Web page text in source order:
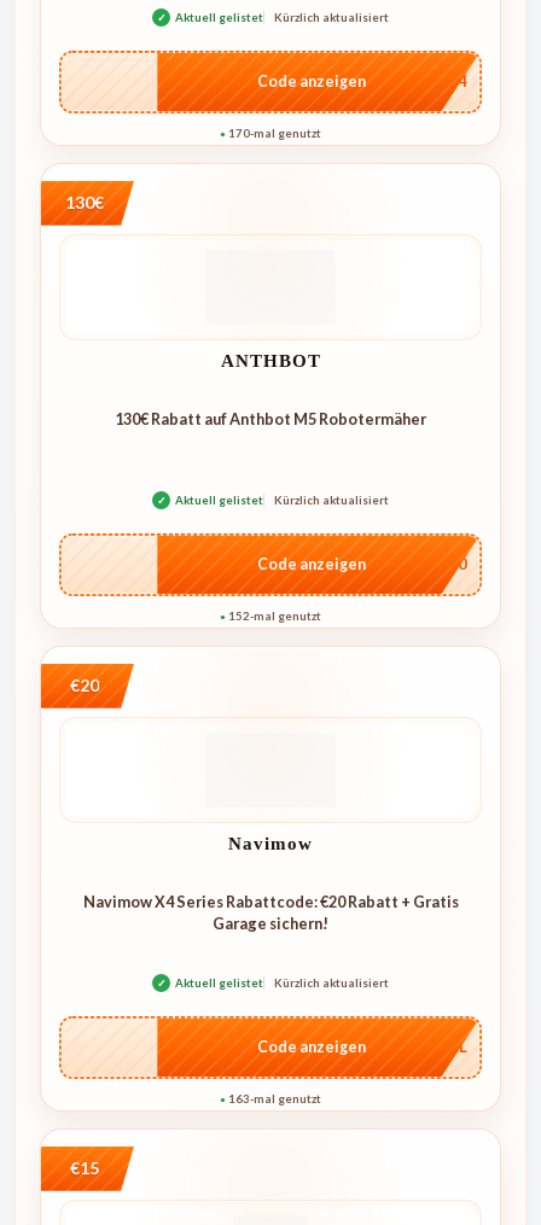
✓ Aktuell gelistet Kürzlich aktualisiert
…1744
Code anzeigen
● 170-mal genutzt
130€
ANTHBOT
130€ Rabatt auf Anthbot M5 Robotermäher
✓ Aktuell gelistet Kürzlich aktualisiert
…E250
Code anzeigen
● 152-mal genutzt
€20
Navimow
Navimow X4 Series Rabattcode: €20 Rabatt + Gratis
Garage sichern!
✓ Aktuell gelistet Kürzlich aktualisiert
…4KL
Code anzeigen
● 163-mal genutzt
€15